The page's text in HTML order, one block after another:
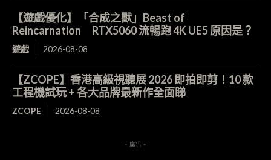
【遊戲優化】「合成之獸」Beast of
Reincarnation RTX5060 流暢跑 4K UE5 原因是？
遊戲 2026-08-08
【ZCOPE】香港高級視聽展 2026 即拍即剪！10 款
工程機試玩 + 各大品牌最新作全面睇
ZCOPE 2026-08-08
- 廣告 -